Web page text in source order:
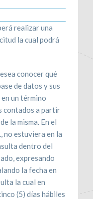
realizar una
la cual podrá
conocer qué
de datos y sus
un término
contados a partir
la misma. En el
no estuviera en la
dentro del
expresando
la fecha en
la cual en
(5) días hábiles